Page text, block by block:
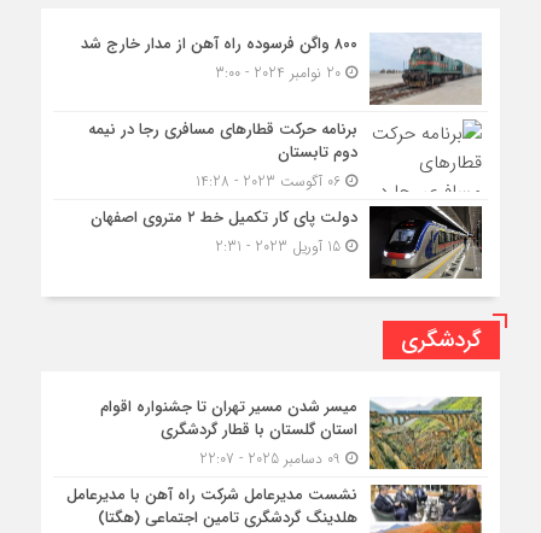
۸۰۰ واگن فرسوده راه آهن از مدار خارج شد
20 نوامبر 2024 - 3:00
برنامه حرکت قطارهای مسافری رجا در نیمه
دوم تابستان
06 آگوست 2023 - 14:28
دولت پای کار تکمیل خط ۲ متروی اصفهان
15 آوریل 2023 - 2:31
گردشگری
میسر شدن مسیر تهران تا جشنواره اقوام
استان گلستان با قطار گردشگری
نشست مدیرعامل شرکت راه آهن با مدیرعامل
هلدینگ گردشگری تامین اجتماعی (هگتا)